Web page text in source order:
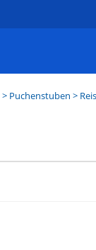
> Puchenstuben >